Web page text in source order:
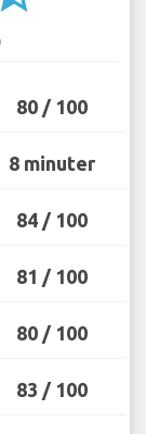
80 / 100
8 minuter
84 / 100
81 / 100
80 / 100
83 / 100